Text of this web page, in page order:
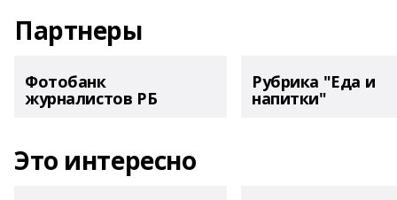
Партнеры
Фотобанк
журналистов РБ
Рубрика "Еда и
напитки"
Это интересно